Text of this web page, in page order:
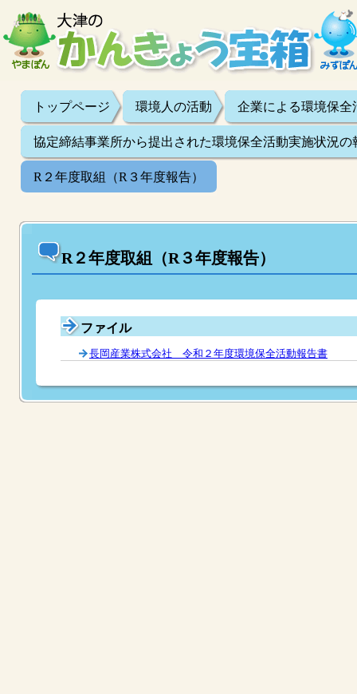
トップページ 環境人の活動 企業による環境保全
協定締結事業所から提出された環境保全活動実施状況の
R２年度取組（R３年度報告）
R２年度取組（R３年度報告）
ファイル
長岡産業株式会社 令和２年度環境保全活動報告書